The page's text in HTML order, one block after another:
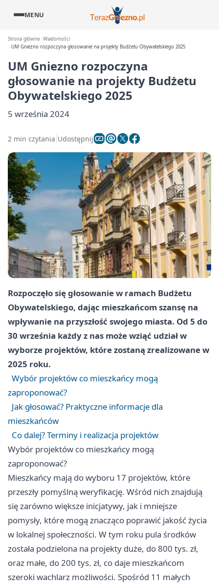
MENU
Strona główna Wiadomości
UM Gniezno rozpoczyna głosowanie na projekty Budżetu Obywatelskiego 2025
UM Gniezno rozpoczyna
głosowanie na projekty Budżetu
Obywatelskiego 2025
5 września 2024
2 min czytania Udostępnij
Rozpoczęło się głosowanie w ramach Budżetu
Obywatelskiego, dając mieszkańcom szansę na
wpływanie na przyszłość swojego miasta. Od 5 do
30 września każdy z nas może wziąć udział w
wyborze projektów, które zostaną zrealizowane w
2025 roku.
Wybór projektów co mieszkańcy mogą
zaproponować?
Jak głosować? Praktyczne informacje dla
mieszkańców
Co dalej? Terminy i realizacja projektów
Wybór projektów co mieszkańcy mogą
zaproponować?
Mieszkańcy mają do wyboru 17 projektów, które
przeszły pomyślną weryfikację. Wśród nich znajdują
się zarówno większe inicjatywy, jak i mniejsze
pomysły, które mogą znacząco poprawić jakość życia
w lokalnej społeczności. W tym roku pula środków
została podzielona na projekty duże, do 800 tys. zł,
oraz małe, do 200 tys. zł, co daje mieszkańcom
szeroki wachlarz możliwości. Spośród 11 małych